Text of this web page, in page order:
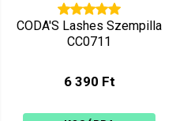
CODA'S Lashes Szempilla
CC0711
6 390 Ft